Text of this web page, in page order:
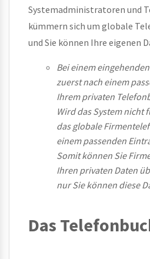
Systemadministratoren und
kümmern sich um globale
und Sie können Ihre eigenen
Bei einem
zuerst nach einem
Ihrem privaten
Wird das System nicht
das globale
einem passenden
Somit können Sie
Ihren privaten Daten
nur Sie können diese
Das